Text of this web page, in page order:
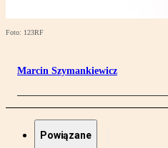
Foto: 123RF
Marcin Szymankiewicz
Powiązane